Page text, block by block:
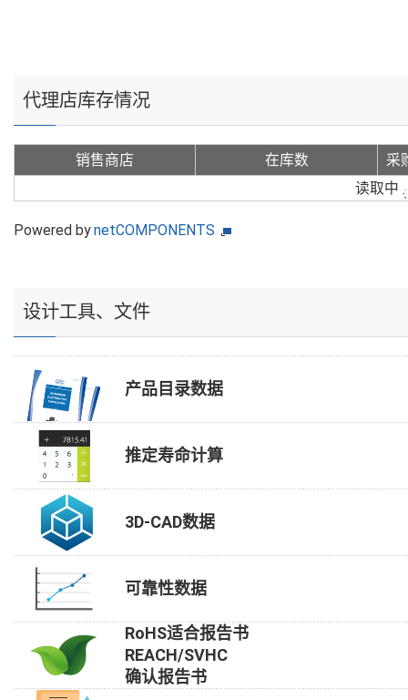
代理店库存情况
销售商店 在库数
采
读取中
Powered bynetCOMPONENTS
设计工具、文件
产品目录数据
推定寿命计算
3D-CAD数据
可靠性数据
RoHS适合报告书
REACH/SVHC
确认报告书